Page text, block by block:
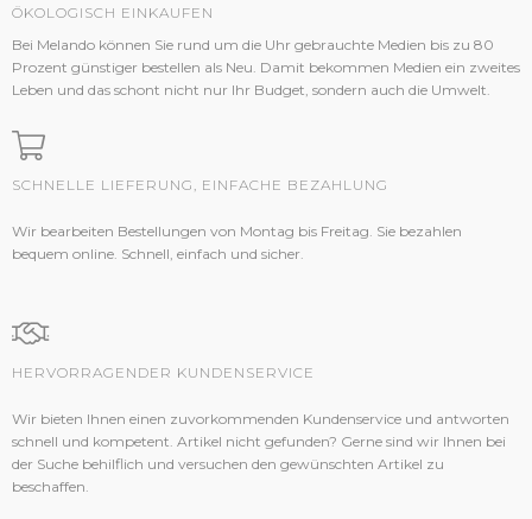
ÖKOLOGISCH EINKAUFEN
Bei Melando können Sie rund um die Uhr gebrauchte Medien bis zu 80
Prozent günstiger bestellen als Neu. Damit bekommen Medien ein zweites
Leben und das schont nicht nur Ihr Budget, sondern auch die Umwelt.
SCHNELLE LIEFERUNG, EINFACHE BEZAHLUNG
Wir bearbeiten Bestellungen von Montag bis Freitag. Sie bezahlen
bequem online. Schnell, einfach und sicher.
HERVORRAGENDER KUNDENSERVICE
Wir bieten Ihnen einen zuvorkommenden Kundenservice und antworten
schnell und kompetent. Artikel nicht gefunden? Gerne sind wir Ihnen bei
der Suche behilflich und versuchen den gewünschten Artikel zu
beschaffen.